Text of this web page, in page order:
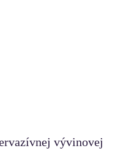
vývinovej